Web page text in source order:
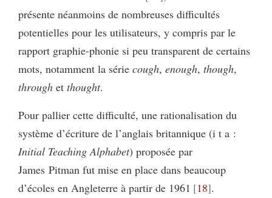
présente néanmoins de nombreuses difficultés
potentielles pour les utilisateurs, y compris par le
rapport graphie-phonie si peu transparent de certains
mots, notamment la série cough, enough, though,
through et thought.
Pour pallier cette difficulté, une rationalisation du
système d’écriture de l’anglais britannique (i t a :
Initial Teaching Alphabet) proposée par
James Pitman fut mise en place dans beaucoup
d’écoles en Angleterre à partir de 1961 18 .